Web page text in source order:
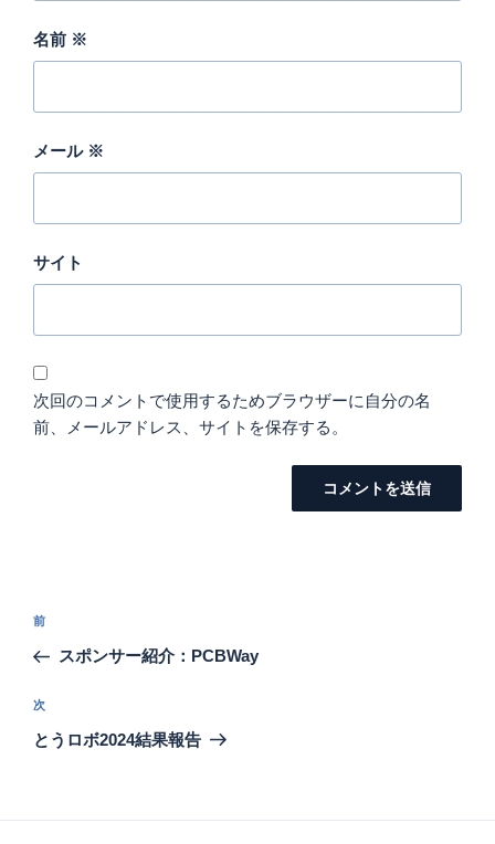
名前 ※
メール ※
サイト
次回のコメントで使用するためブラウザーに自分の名
前、メールアドレス、サイトを保存する。
投
ナ
ビ
ゲ
ョ
過
去
投
前
スポンサー紹介：PCBWay
次
の
次
とうロボ2024結果報告